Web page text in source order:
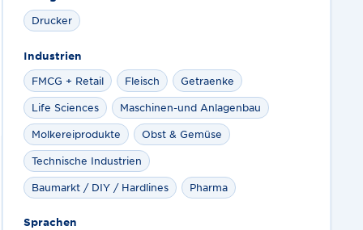
Drucker
Industrien
FMCG + Retail
Fleisch Getraenke
Life Sciences Maschinen-und Anlagenbau
Molkereiprodukte Obst & Gemüse
Technische Industrien
Baumarkt / DIY / Hardlines Pharma
Sprachen